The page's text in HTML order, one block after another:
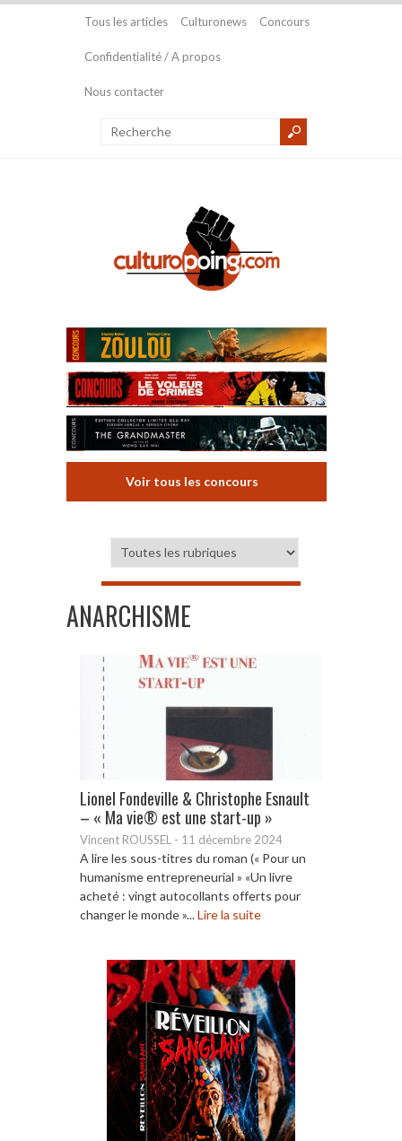
Tous les articles Culturonews Concours
Confidentialité / A propos
Nous contacter
Voir tous les concours
ANARCHISME
Lionel Fondeville & Christophe Esnault
– « Ma vie® est une start-up »
Vincent ROUSSEL - 11 décembre 2024
A lire les sous-titres du roman (« Pour un
humanisme entrepreneurial » «Un livre
acheté : vingt autocollants offerts pour
changer le monde »...Lire la suite